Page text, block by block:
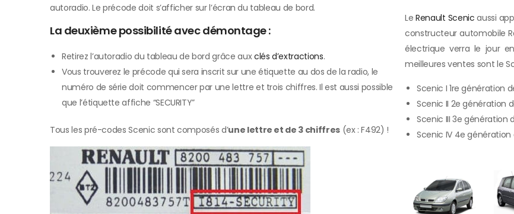
autoradio. Le précode doit s’afficher sur l’écran du tableau de bord.
La deuxième possibilité avec démontage :
Retirez l’autoradio du tableau de bord grâce auxclés d’extractions.
Vous trouverez le précode qui sera inscrit sur une étiquette au dos de la radio, le
numéro de série doit commencer par une lettre et trois chiffres. Il est aussi possible
que l’étiquette affiche “SECURITY”
Tous les pré-codes Scenic sont composés d’une lettre et de 3 chiffres(ex : F492) !
LeRenault Scenic aussi
constructeur automobile
électrique verra le jour
meilleures ventes sont le
Scenic I 1re génération
Scenic II 2e génération
Scenic III 3e génération
Scenic IV 4e génération